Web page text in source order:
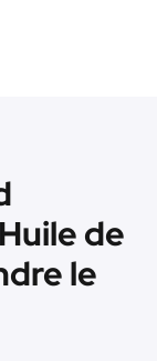
de
le